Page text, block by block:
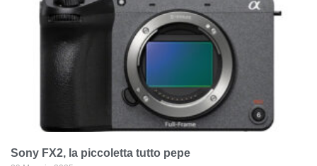
Sony FX2, la piccoletta tutto pepe